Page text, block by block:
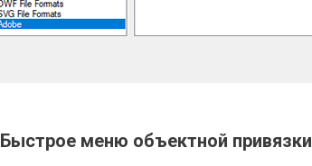
Быстрое меню объектной привязки